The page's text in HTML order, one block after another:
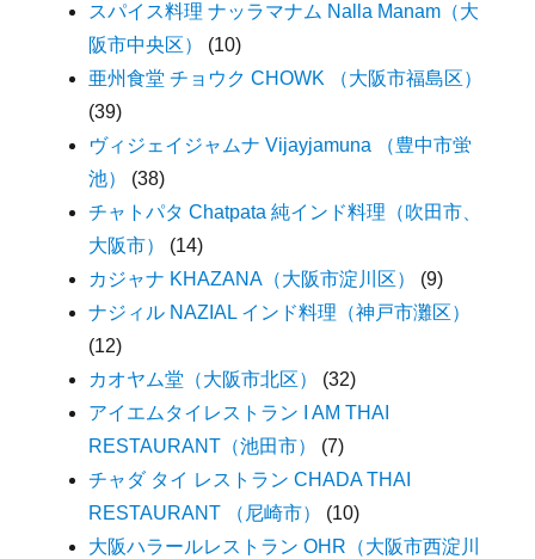
スパイス料理 ナッラマナム Nalla Manam（大
阪市中央区）
(10)
亜州食堂 チョウク CHOWK （大阪市福島区）
(39)
ヴィジェイジャムナ Vijayjamuna （豊中市蛍
池）
(38)
チャトパタ Chatpata 純インド料理（吹田市、
大阪市）
(14)
カジャナ KHAZANA（大阪市淀川区）
(9)
ナジィル NAZIAL インド料理（神戸市灘区）
(12)
カオヤム堂（大阪市北区）
(32)
アイエムタイレストラン I AM THAI
RESTAURANT（池田市）
(7)
チャダ タイ レストラン CHADA THAI
RESTAURANT （尼崎市）
(10)
大阪ハラールレストラン OHR（大阪市西淀川